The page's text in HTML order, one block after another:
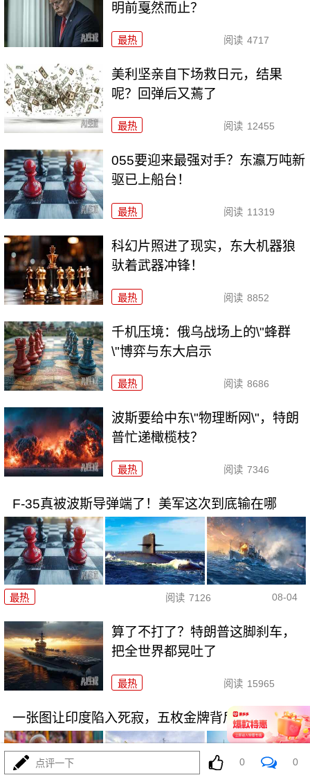
明前戛然而止？
最热 阅读 4717
美利坚亲自下场救日元，结果
呢？回弹后又蔫了
最热 阅读 12455
055要迎来最强对手？东瀛万吨新
驱已上船台！
最热 阅读 11319
科幻片照进了现实，东大机器狼
驮着武器冲锋！
最热 阅读 8852
千机压境：俄乌战场上的\"蜂群
\"博弈与东大启示
最热 阅读 8686
波斯要给中东\"物理断网\"，特朗
普忙递橄榄枝？
最热 阅读 7346
F-35真被波斯导弹端了！美军这次到底输在哪
最热 阅读 7126 08-04
算了不打了？特朗普这脚刹车，
把全世界都晃吐了
最热 阅读 15965
一张图让印度陷入死寂，五枚金牌背后的终极真相
点评一下 0 0